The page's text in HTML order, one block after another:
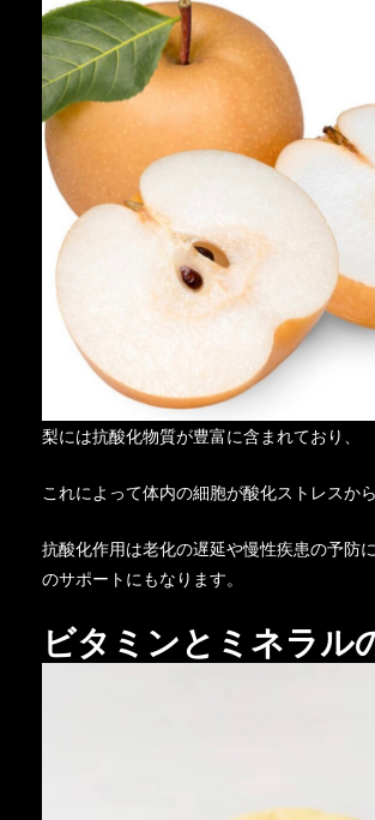
梨には抗酸化物質が豊富に含まれており、
これによって体内の細胞が酸化ストレスか
抗酸化作用は老化の遅延や慢性疾患の予防
のサポートにもなります。
ビタミンとミネラル